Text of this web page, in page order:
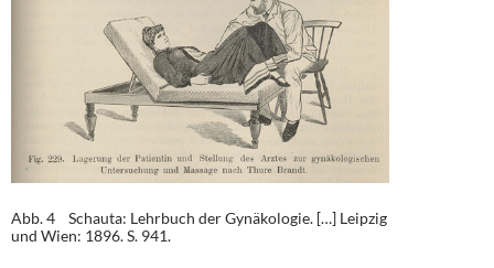
Abb. 4 Schauta: Lehrbuch der Gynäkologie. […] Leipzig
und Wien: 1896. S. 941.